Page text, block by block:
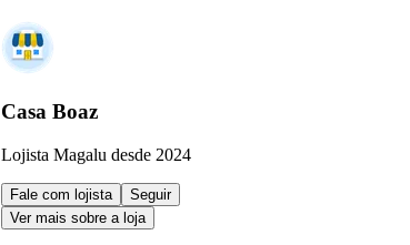
Casa Boaz
Lojista Magalu desde 2024
Fale com lojista
Seguir
Ver mais sobre a loja